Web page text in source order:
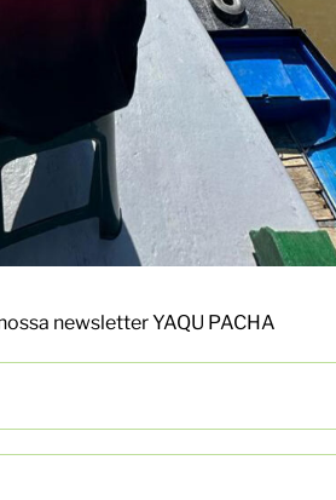
newsletter YAQU PACHA